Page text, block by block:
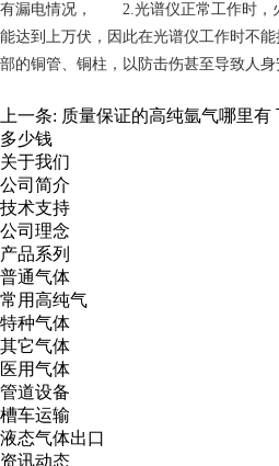
有漏电情况， 2.光谱仪正常工作时，
能达到上万伏，因此在光谱仪工作时不
部的铜管、铜柱，以防击伤甚至导致人身
上一条: 质量保证的高纯氩气哪里有
多少钱
关于我们
公司简介
技术支持
公司理念
产品系列
普通气体
常用高纯气
特种气体
其它气体
医用气体
管道设备
槽车运输
液态气体出口
资讯动态